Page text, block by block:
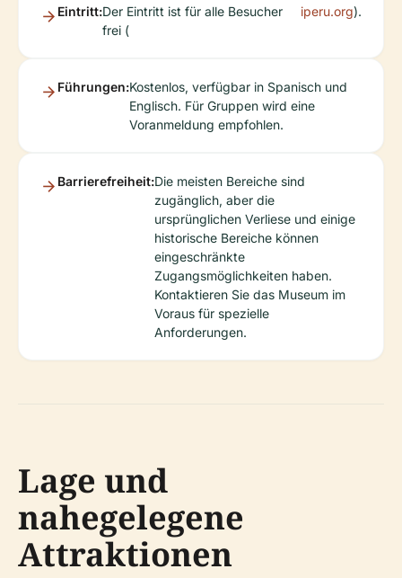
Eintritt:Der Eintritt ist für alle Besucher
frei (
iperu.org).
Führungen:Kostenlos, verfügbar in Spanisch und
Englisch. Für Gruppen wird eine
Voranmeldung empfohlen.
Barrierefreiheit:Die meisten Bereiche sind
zugänglich, aber die
ursprünglichen Verliese und einige
historische Bereiche können
eingeschränkte
Zugangsmöglichkeiten haben.
Kontaktieren Sie das Museum im
Voraus für spezielle
Anforderungen.
Lage und
nahegelegene
Attraktionen